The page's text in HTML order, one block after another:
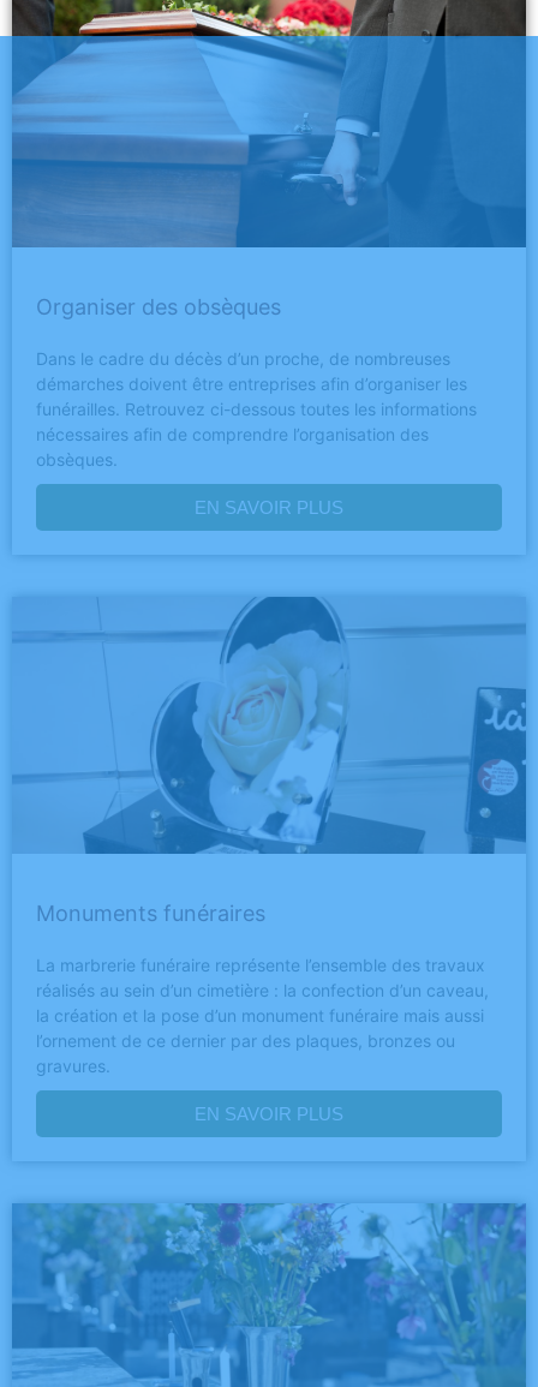
Organiser des obsèques
Dans le cadre du décès d’un proche, de nombreuses
démarches doivent être entreprises afin d’organiser les
funérailles. Retrouvez ci-dessous toutes les informations
nécessaires afin de comprendre l’organisation des
obsèques.
EN SAVOIR PLUS
Monuments funéraires
La marbrerie funéraire représente l’ensemble des travaux
réalisés au sein d’un cimetière : la confection d’un caveau,
la création et la pose d’un monument funéraire mais aussi
l’ornement de ce dernier par des plaques, bronzes ou
gravures.
EN SAVOIR PLUS